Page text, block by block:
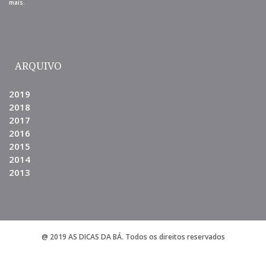
mais.
ARQUIVO
2019
2018
2017
2016
2015
2014
2013
@ 2019 AS DICAS DA BÁ. Todos os direitos reservados